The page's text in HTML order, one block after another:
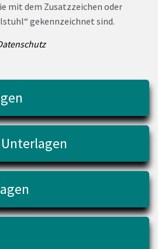
mit dem Zusatzzeichen oder
gekennzeichnet sind.